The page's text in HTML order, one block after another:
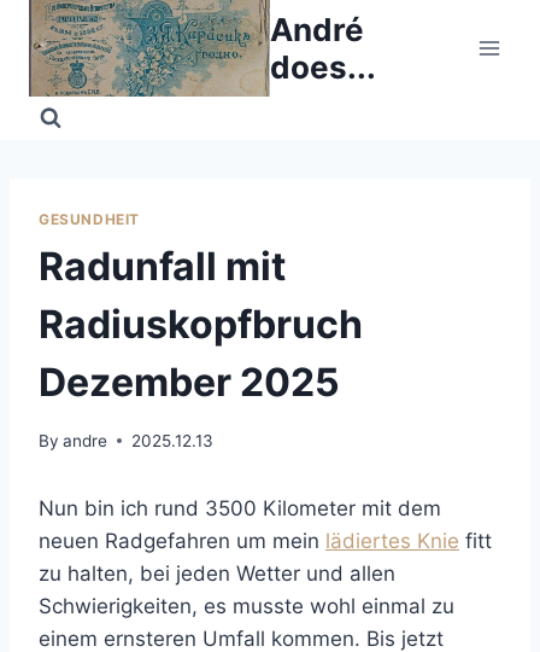
Skip
content
André
does...
GESUNDHEIT
Radunfall mit
Radiuskopfbruch
Dezember 2025
By andre 2025.12.13
Nun bin ich rund 3500 Kilometer mit dem
neuen Radgefahren um mein lädiertes Knie fitt
zu halten, bei jeden Wetter und allen
Schwierigkeiten, es musste wohl einmal zu
einem ernsteren Umfall kommen. Bis jetzt